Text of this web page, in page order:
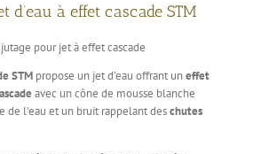
d’eau à effet cascade STM
STM propose un jet d’eau offrant uneffet
avec un cône de mousse blanche
de l’eau et un bruit rappelant deschutes